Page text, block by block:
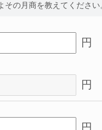
その月商を教えてください
円
円
円